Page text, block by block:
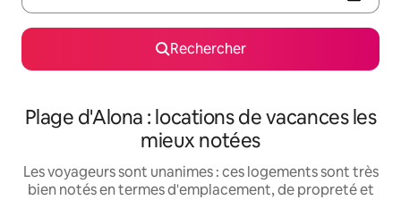
Rechercher
Plage d'Alona : locations de vacances les
mieux notées
Les voyageurs sont unanimes : ces logements sont très
bien notés en termes d'emplacement, de propreté et